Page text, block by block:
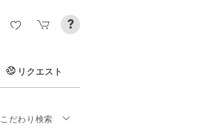
リクエスト
こだわり検索